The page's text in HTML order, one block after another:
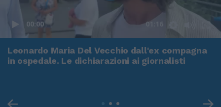
00:00 01:16
Leonardo Maria Del Vecchio dall'ex compagna
in ospedale. Le dichiarazioni ai giornalisti